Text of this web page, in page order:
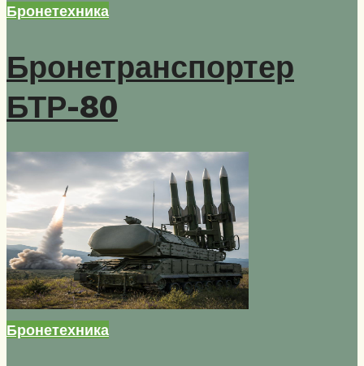
Бронетехника
Бронетранспортер
БТР-80
Бронетехника